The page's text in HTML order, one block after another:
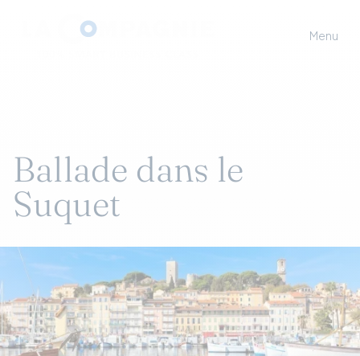
Menu
Ballade dans le
Suquet